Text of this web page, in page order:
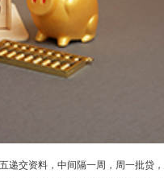
递交资料，中间隔一周，周一批贷